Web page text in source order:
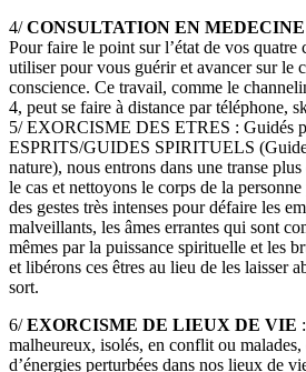
4/CONSULTATION EN
Pour faire le point sur l’état de vos
utiliser pour vous guérir et avancer sur le
conscience. Ce travail, comme le
4, peut se faire à distance par téléphone,
5/ EXORCISME DES ETRES : Guidés
ESPRITS/GUIDES SPIRITUELS
nature), nous entrons dans une transe
le cas et nettoyons le corps de la personne
des gestes très intenses pour défaire les
malveillants, les âmes errantes qui sont
mêmes par la puissance spirituelle et les
et libérons ces êtres au lieu de les laisser
sort.
6/EXORCISME DE LIEUX DE VIE
malheureux, isolés, en conflit ou
d’énergies perturbées dans nos lieux de